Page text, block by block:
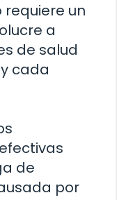
un
a
de salud
cada
de
por